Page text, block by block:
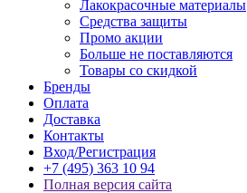
Лакокрасочные материалы
Средства защиты
Промо акции
Больше не поставляются
Товары со скидкой
Бренды
Оплата
Доставка
Контакты
Вход/Регистрация
+7 (495) 363 10 94
Полная версия сайта